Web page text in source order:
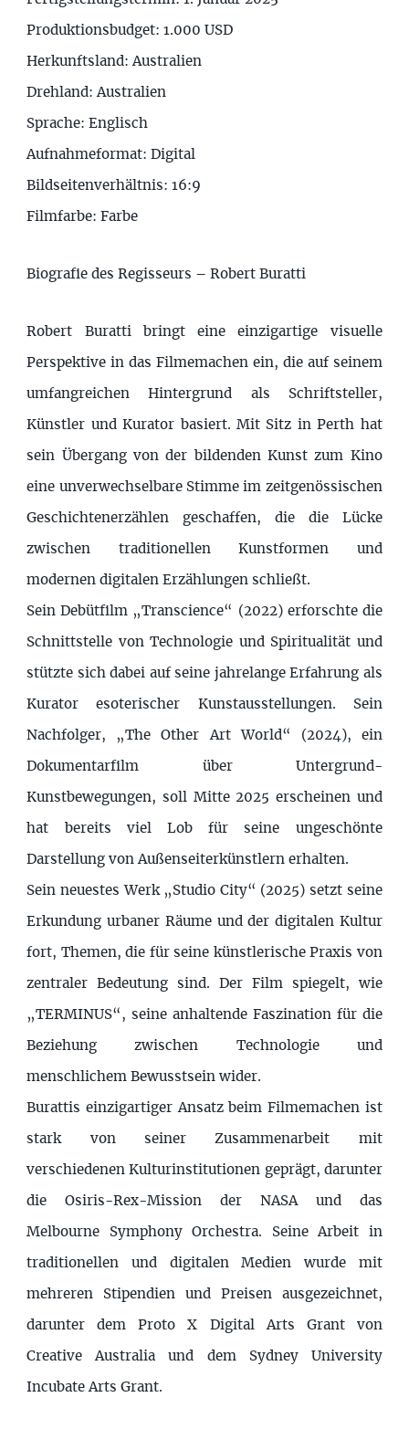
Produktionsbudget: 1.000 USD
Herkunftsland: Australien
Drehland: Australien
Sprache: Englisch
Aufnahmeformat: Digital
Bildseitenverhältnis: 16:9
Filmfarbe: Farbe
Biografie des Regisseurs – Robert Buratti
Robert Buratti bringt eine einzigartige visuelle
Perspektive in das Filmemachen ein, die auf seinem
umfangreichen Hintergrund als Schriftsteller,
Künstler und Kurator basiert. Mit Sitz in Perth hat
sein Übergang von der bildenden Kunst zum Kino
eine unverwechselbare Stimme im zeitgenössischen
Geschichtenerzählen geschaffen, die die Lücke
zwischen traditionellen Kunstformen und
modernen digitalen Erzählungen schließt.
Sein Debütfilm „Transcience“ (2022) erforschte die
Schnittstelle von Technologie und Spiritualität und
stützte sich dabei auf seine jahrelange Erfahrung als
Kurator esoterischer Kunstausstellungen. Sein
Nachfolger, „The Other Art World“ (2024), ein
Dokumentarfilm über Untergrund-
Kunstbewegungen, soll Mitte 2025 erscheinen und
hat bereits viel Lob für seine ungeschönte
Darstellung von Außenseiterkünstlern erhalten.
Sein neuestes Werk „Studio City“ (2025) setzt seine
Erkundung urbaner Räume und der digitalen Kultur
fort, Themen, die für seine künstlerische Praxis von
zentraler Bedeutung sind. Der Film spiegelt, wie
„TERMINUS“, seine anhaltende Faszination für die
Beziehung zwischen Technologie und
menschlichem Bewusstsein wider.
Burattis einzigartiger Ansatz beim Filmemachen ist
stark von seiner Zusammenarbeit mit
verschiedenen Kulturinstitutionen geprägt, darunter
die Osiris-Rex-Mission der NASA und das
Melbourne Symphony Orchestra. Seine Arbeit in
traditionellen und digitalen Medien wurde mit
mehreren Stipendien und Preisen ausgezeichnet,
darunter dem Proto X Digital Arts Grant von
Creative Australia und dem Sydney University
Incubate Arts Grant.